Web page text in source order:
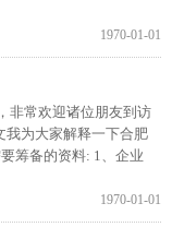
1970-01-01
非常欢迎诸位朋友到访
我为大家解释一下合肥
筹备的资料: 1、企业
1970-01-01